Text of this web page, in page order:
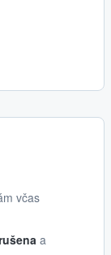
včas
a